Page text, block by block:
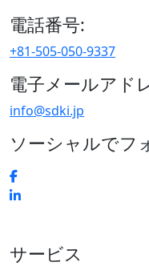
電話番号:
+81-505-050-9337
電子メールアド
info@sdki.jp
ソーシャルでフ
サービス